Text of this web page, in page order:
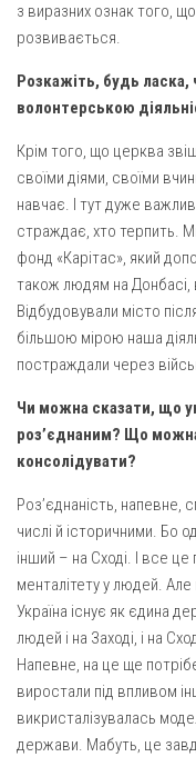
з виразних ознак того,
розвивається.
Розкажіть, будь
волонтерською
Крім того, що церква
своїми діями, своїми
навчає. І тут дуже
страждає, хто терпить.
фонд «Карітас», який
також людям на Донбасі,
Відбудовували місто
більшою мірою наша
постраждали через
Чи можна сказати, що
роз’єднаним? Що
консолідувати?
Роз’єднаність, напевне,
числі й історичними. Бо
інший – на Сході. І все
менталітету у людей.
Україна існує як єдина
людей і на Заході, і на
Напевне, на це ще
виростали під впливом
викристалізувалась
держави. Мабуть, це